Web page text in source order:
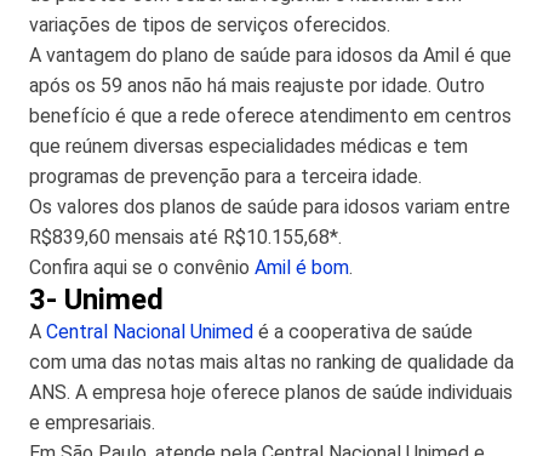
variações de tipos de serviços oferecidos.
A vantagem do plano de saúde para idosos da Amil é que
após os 59 anos não há mais reajuste por idade. Outro
benefício é que a rede oferece atendimento em centros
que reúnem diversas especialidades médicas e tem
programas de prevenção para a terceira idade.
Os valores dos planos de saúde para idosos variam entre
R$839,60 mensais até R$10.155,68*.
Confira aqui se o convênio Amil é bom.
3- Unimed
A Central Nacional Unimed é a cooperativa de saúde
com uma das notas mais altas no ranking de qualidade da
ANS. A empresa hoje oferece planos de saúde individuais
e empresariais.